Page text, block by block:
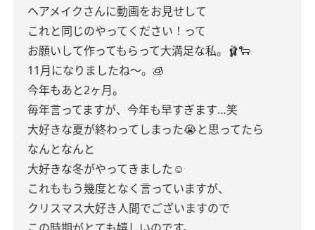
ヘアメイクさんに動画をお見せして
これと同じのやってください！って
お願いして作ってもらって大満足な私。🩰🐑
11月になりましたね〜。🧊
今年もあと2ヶ月。
毎年言ってますが、今年も早すぎます…笑
大好きな夏が終わってしまった😭と思ってたら
なんとなんと
大好きな冬がやってきました☺️
これももう幾度となく言っていますが、
クリスマス大好き人間でございますので